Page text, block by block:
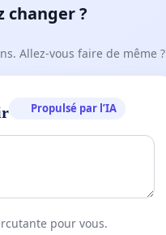
changer ?
Allez-vous faire de même ?
Propulsé par l’IA
pour vous.